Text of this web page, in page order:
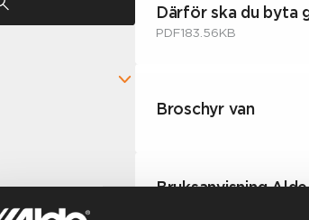
Därför ska du byta
PDF183.56KB
Broschyr van
Bruksanvisning